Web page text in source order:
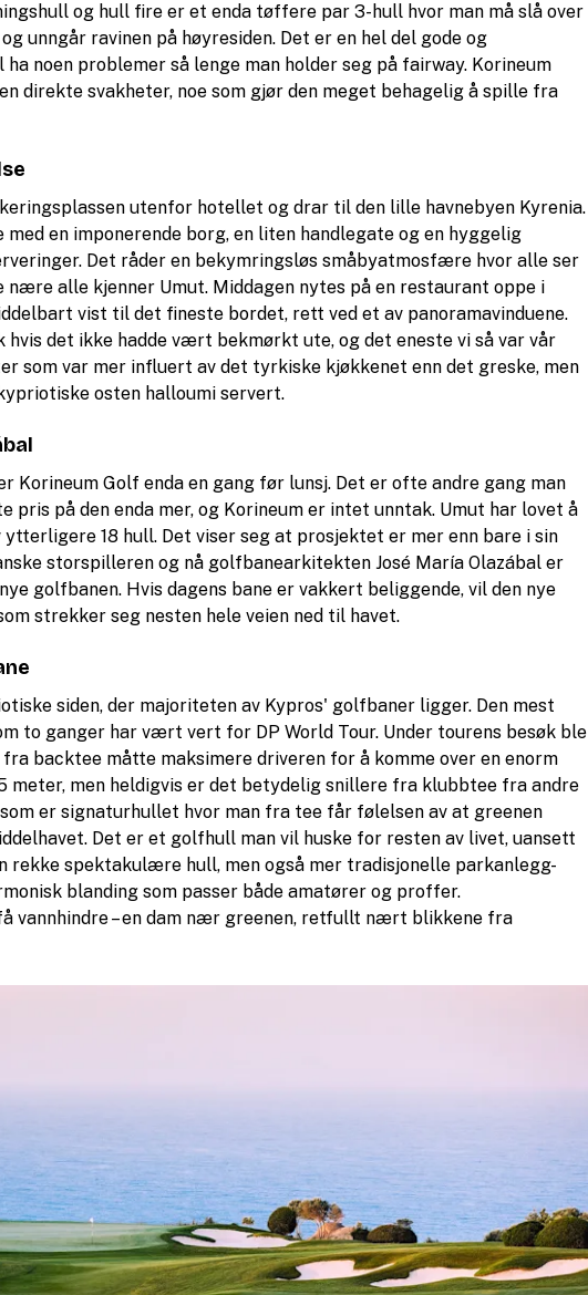
og hull fire er et enda tøffere par 3-hull hvor man må slå over
unngår ravinen på høyresiden. Det er en hel del gode og
noen problemer så lenge man holder seg på fairway. Korineum
direkte svakheter, noe som gjør den meget behagelig å spille fra
utenfor hotellet og drar til den lille havnebyen Kyrenia.
med en imponerende borg, en liten handlegate og en hyggelig
Det råder en bekymringsløs småbyatmosfære hvor alle ser
nære alle kjenner Umut. Middagen nytes på en restaurant oppe i
vist til det fineste bordet, rett ved et av panoramavinduene.
det ikke hadde vært bekmørkt ute, og det eneste vi så var vår
som var mer influert av det tyrkiske kjøkkenet enn det greske, men
osten halloumi servert.
Golf enda en gang før lunsj. Det er ofte andre gang man
på den enda mer, og Korineum er intet unntak. Umut har lovet å
18 hull. Det viser seg at prosjektet er mer enn bare i sin
storspilleren og nå golfbanearkitekten José María Olazábal er
golfbanen. Hvis dagens bane er vakkert beliggende, vil den nye
strekker seg nesten hele veien ned til havet.
siden, der majoriteten av Kypros' golfbaner ligger. Den mest
to ganger har vært vert for DP World Tour. Under tourens besøk ble
backtee måtte maksimere driveren for å komme over en enorm
meter, men heldigvis er det betydelig snillere fra klubbtee fra andre
er signaturhullet hvor man fra tee får følelsen av at greenen
Det er et golfhull man vil huske for resten av livet, uansett
rekke spektakulære hull, men også mer tradisjonelle parkanlegg-
blanding som passer både amatører og proffer.
vannhindre – en dam nær greenen, retfullt nært blikkene fra